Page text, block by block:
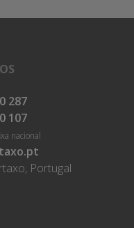
287
107
nacional
Portugal